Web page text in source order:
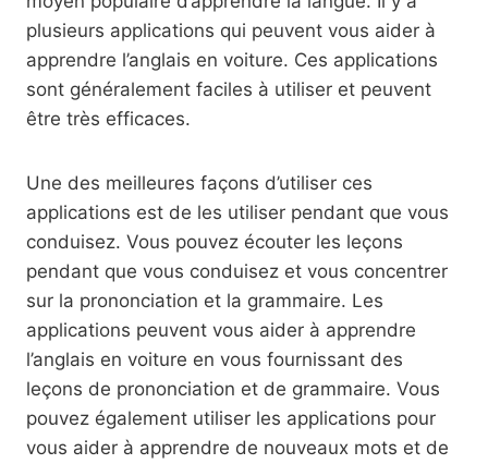
plusieurs applications qui peuvent vous aider à
apprendre l’anglais en voiture. Ces applications
sont généralement faciles à utiliser et peuvent
être très efficaces.
Une des meilleures façons d’utiliser ces
applications est de les utiliser pendant que vous
conduisez. Vous pouvez écouter les leçons
pendant que vous conduisez et vous concentrer
sur la prononciation et la grammaire. Les
applications peuvent vous aider à apprendre
l’anglais en voiture en vous fournissant des
leçons de prononciation et de grammaire. Vous
pouvez également utiliser les applications pour
vous aider à apprendre de nouveaux mots et de